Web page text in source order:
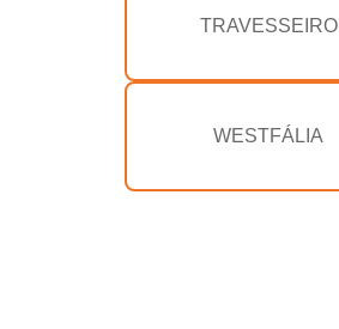
TRAVESSEIRO
WESTFÁLIA